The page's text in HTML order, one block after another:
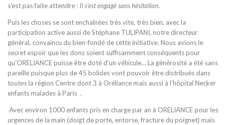
s’est pas faite attendre : Il s’est engagé sans hésitation.
Puis les choses se sont enchaînées très vite, très bien, avec la
participation active aussi de Stéphane TULIPANI, notre directeur
général, convaincu du bien-fondé de cette initiative. Nous avions le
secret espoir que les dons soient suffisamment conséquents pour
qu’ORELIANCE puisse être doté d’un véhicule… La générosité a été sans
pareille puisque plus de 45 bolides vont pouvoir être distribués dans
toutes la région Centre dont 3 à Oréliance mais aussi à l’hôpital Necker
enfants malades à Paris .
Avec environ 1000 enfants pris en charge par an à ORELIANCE pour les
urgences de la main (doigt de porte, entorse, fracture du poignet) mais